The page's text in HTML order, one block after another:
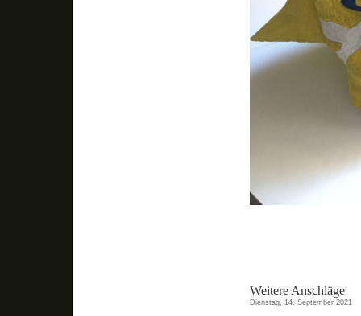
Weitere Anschläge
Dienstag, 14. September 2021